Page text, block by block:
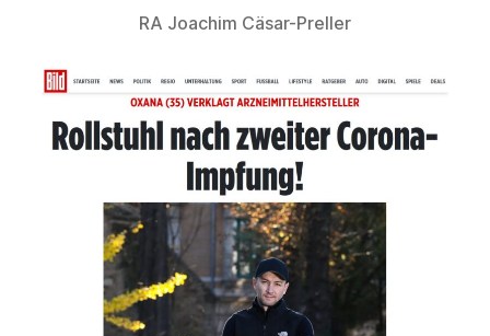
RA Joachim Cäsar-Preller